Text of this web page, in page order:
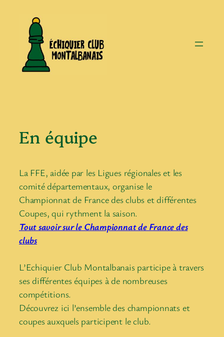
contenu
En équipe
La FFE, aidée par les Ligues régionales et les
comité départementaux, organise le
Championnat de France des clubs et différentes
Coupes, qui rythment la saison.
Tout savoir sur le Championnat de France des
clubs
L’Echiquier Club Montalbanais participe à travers
ses différentes équipes à de nombreuses
compétitions.
Découvrez ici l’ensemble des championnats et
coupes auxquels participent le club.